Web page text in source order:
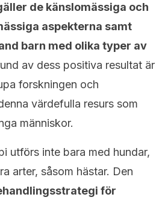
de känslomässiga och
aspekterna samt
barn med olika typer av
av dess positiva resultat är
forskningen och
värdefulla resurs som
människor.
utförs inte bara med hundar,
arter, såsom hästar. Den
för